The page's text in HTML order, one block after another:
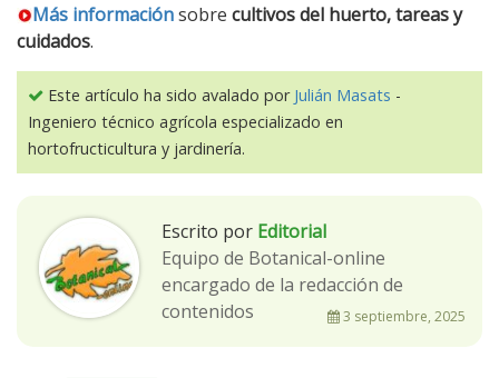
Más informaciónsobre cultivos del huerto, tareas y
cuidados.
Este artículo ha sido avalado por Julián Masats -
Ingeniero técnico agrícola especializado en
hortofructicultura y jardinería.
Escrito por Editorial
Equipo de Botanical-online
encargado de la redacción de
contenidos
3 septiembre, 2025